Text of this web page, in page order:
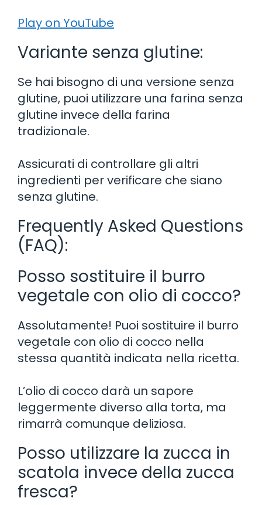
Play on YouTube
Variante senza glutine:
Se hai bisogno di una versione senza
glutine, puoi utilizzare una farina senza
glutine invece della farina
tradizionale.
Assicurati di controllare gli altri
ingredienti per verificare che siano
senza glutine.
Frequently Asked Questions
(FAQ):
Posso sostituire il burro
vegetale con olio di cocco?
Assolutamente! Puoi sostituire il burro
vegetale con olio di cocco nella
stessa quantità indicata nella ricetta.
L’olio di cocco darà un sapore
leggermente diverso alla torta, ma
rimarrà comunque deliziosa.
Posso utilizzare la zucca in
scatola invece della zucca
fresca?